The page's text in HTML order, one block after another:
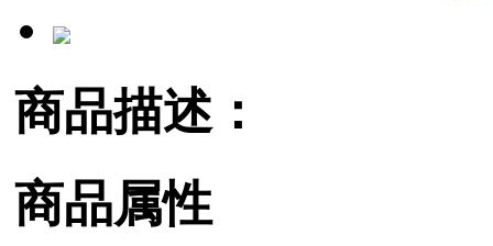
商品描述：
商品属性